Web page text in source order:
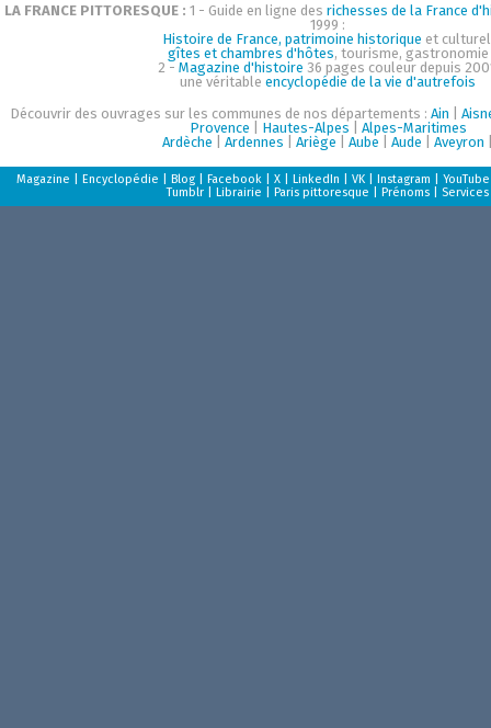
LA FRANCE PITTORESQUE : 1 - Guide en ligne des richesses de la France
1999 :
Histoire de France, patrimoine historique et
gîtes et chambres d'hôtes, tourisme, gastronomie
2 - Magazine d'histoire 36 pages couleur depuis
une véritableencyclopédie de la vie d'autrefois
Découvrir des ouvrages sur les communes de nos départements :Ain |
Provence
Hautes-Alpes
Alpes-Maritimes
Ardèche |Ardennes |Ariège |Aube |Aude |Aveyron
Magazine |Encyclopédie |Blog |Facebook |X |LinkedIn |VK |Instagram |YouTube
Tumblr |Librairie |Paris pittoresque |Prénoms Services